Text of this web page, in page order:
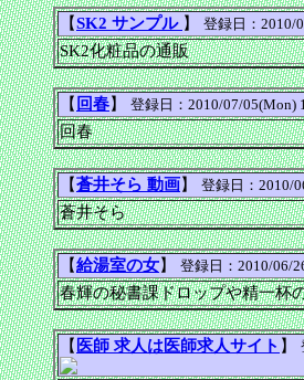
【SK2 サンプル 】 登録日：2010/
SK2化粧品の通販
【 回春】 登録日：2010/07/05(Mon)
回春
【蒼井そら 動画】 登録日：2010/
蒼井そら
【給湯室の女】 登録日：2010/06/
春輝の秘書課ドロップや精一杯
【 医師 求人は医師求人サイト 】